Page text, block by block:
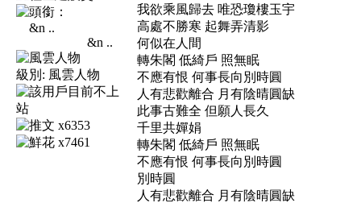
&n ..
級別: 風雲人物
x6353
x7461
我欲乘風歸去 唯恐瓊樓玉宇
高處不勝寒 起舞弄清影
何似在人間
轉朱閣 低綺戶 照無眠
不應有恨 何事長向別時圓
人有悲歡離合 月有陰晴圓缺
此事古難全 但願人長久
千里共嬋娟
轉朱閣 低綺戶 照無眠
不應有恨 何事長向別時圓
別時圓
人有悲歡離合 月有陰晴圓缺